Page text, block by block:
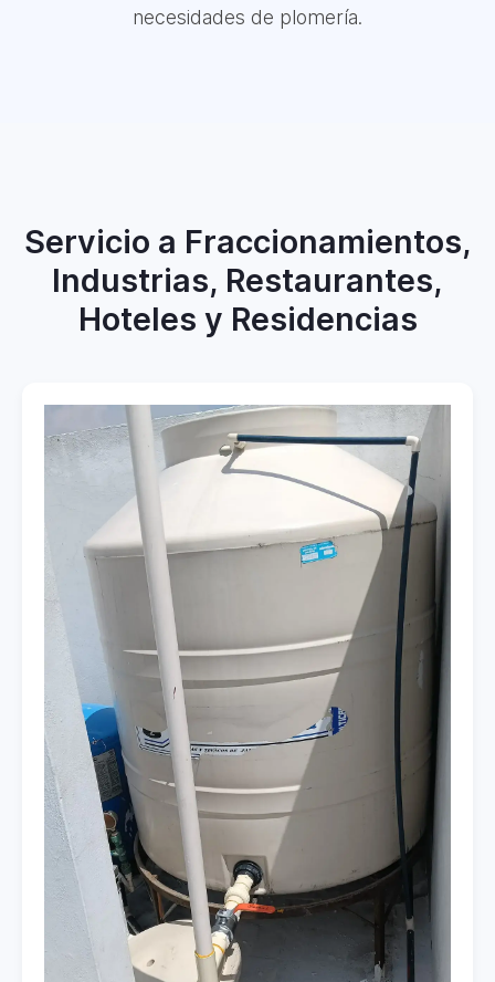
necesidades de plomería.
Servicio a Fraccionamientos,
Industrias, Restaurantes,
Hoteles y Residencias